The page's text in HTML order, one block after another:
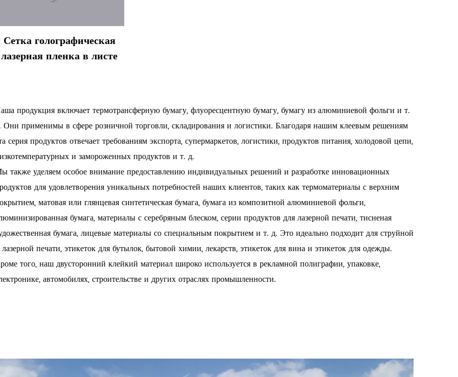
Сетка голографическая
лазерная пленка в листе
продукция включает термотрансферную бумагу, флуоресцентную бумагу, бумагу из алюминиевой фольги и т.
Они применимы в сфере розничной торговли, складирования и логистики. Благодаря нашим клеевым решениям
серия продуктов отвечает требованиям экспорта, супермаркетов, логистики, продуктов питания, холодовой цепи,
и замороженных продуктов и т. д.
также уделяем особое внимание предоставлению индивидуальных решений и разработке инновационных
для удовлетворения уникальных потребностей наших клиентов, таких как термоматериалы с верхним
матовая или глянцевая синтетическая бумага, бумага из композитной алюминиевой фольги,
бумага, материалы с серебряным блеском, серии продуктов для лазерной печати, тисненая
бумага, лицевые материалы со специальным покрытием и т. д. Это идеально подходит для струйной
печати, этикеток для бутылок, бытовой химии, лекарств, этикеток для вина и этикеток для одежды.
того, наш двусторонний клейкий материал широко используется в рекламной полиграфии, упаковке,
автомобилях, строительстве и других отраслях промышленности.